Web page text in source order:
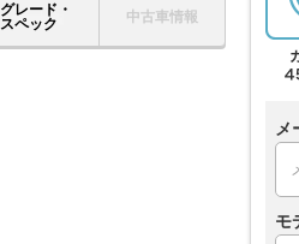
グレード・
スペック
中古車情報
メ
モ